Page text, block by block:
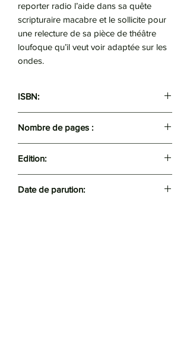
reporter radio l’aide dans sa quête
scripturaire macabre et le sollicite pour
une relecture de sa pièce de théâtre
loufoque qu’il veut voir adaptée sur les
ondes.
ISBN:
Nombre de pages :
Edition:
Date de parution: